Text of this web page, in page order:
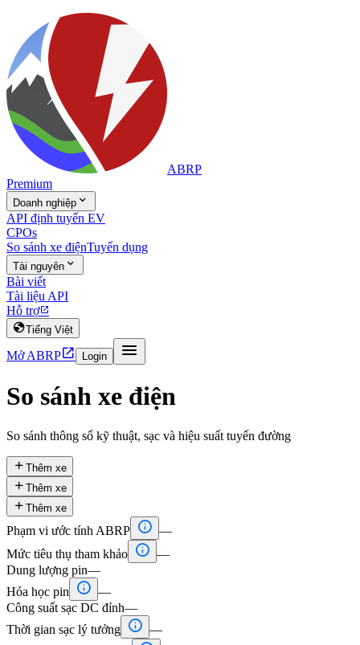
ABRP
Premium
Doanh nghiệp 
API định tuyến EV
CPOs
So sánh xe điệnTuyển dụng
Tài nguyên 
Bài viết
Tài liệu API
Hỗ trợ
Tiếng Việt
Mở ABRP Login 
So sánh xe điện
So sánh thông số kỹ thuật, sạc và hiệu suất tuyến đường
 Thêm xe
 Thêm xe
 Thêm xe
Phạm vi ước tính ABRP  —
Mức tiêu thụ tham khảo  —
Dung lượng pin—
Hóa học pin
 —
Công suất sạc DC đỉnh—
Thời gian sạc lý tưởng  —